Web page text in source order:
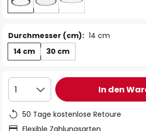
Durchmesser (cm): 14 cm
14 cm
30 cm
1 In den
50 Tage kostenlose Retoure
Flexible Zahlungsarten